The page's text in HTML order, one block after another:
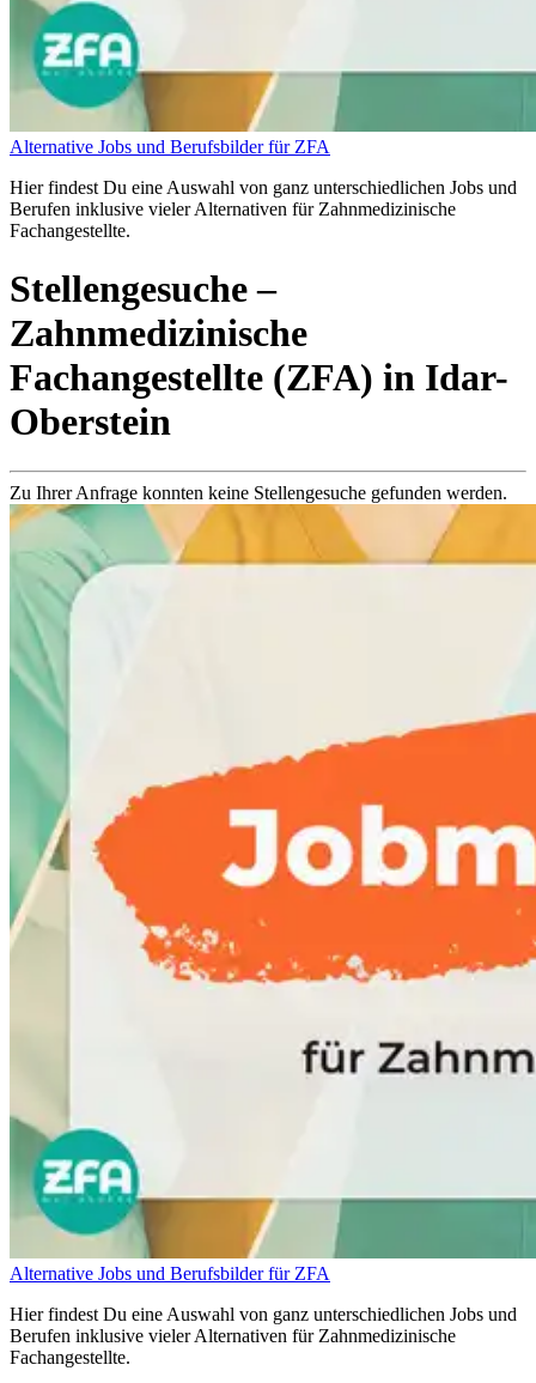
Alternative Jobs und Berufsbilder für ZFA
Hier findest Du eine Auswahl von ganz unterschiedlichen Jobs und
Berufen inklusive vieler Alternativen für Zahnmedizinische
Fachangestellte.
Stellengesuche–
Zahnmedizinische
Fachangestellte (ZFA) in Idar-
Oberstein
Zu Ihrer Anfrage konnten keine Stellengesuche gefunden werden.
Alternative Jobs und Berufsbilder für ZFA
Hier findest Du eine Auswahl von ganz unterschiedlichen Jobs und
Berufen inklusive vieler Alternativen für Zahnmedizinische
Fachangestellte.